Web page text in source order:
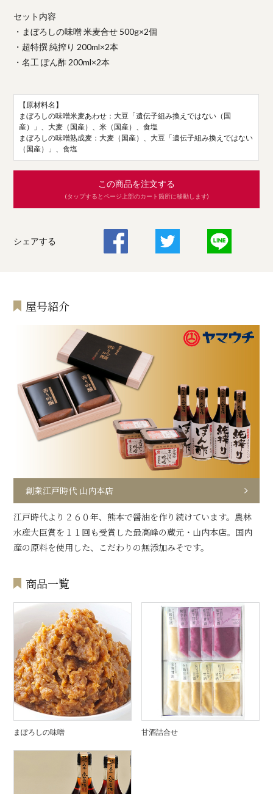
セット内容
・まぼろしの味噌 米麦合せ 500g×2個
・超特撰 純搾り 200ml×2本
・名工 ぽん酢 200ml×2本
【原材料名】
まぼろしの味噌米麦あわせ：大豆「遺伝子組み換えではない（国
産）」、大麦（国産）、米（国産）、食塩
まぼろしの味噌熟成麦：大麦（国産）、大豆「遺伝子組み換えではない
（国産）」、食塩
この商品を注文する
(タップするとページ上部のカート箇所に移動します)
シェアする
屋号紹介
創業江戸時代 山内本店
江戸時代より２６０年、熊本で醤油を作り続けています。農林
水産大臣賞を１１回も受賞した最高峰の蔵元・山内本店。国内
産の原料を使用した、こだわりの無添加みそです。
商品一覧
まぼろしの味噌 甘酒詰合せ